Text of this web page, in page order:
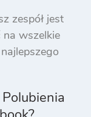
zespół jest
na wszelkie